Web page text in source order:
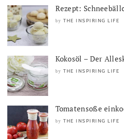
Rezept:
by THE INSPIRING LIFE
Kokosöl – Der
by THE INSPIRING LIFE
Tomatensoße
by THE INSPIRING LIFE